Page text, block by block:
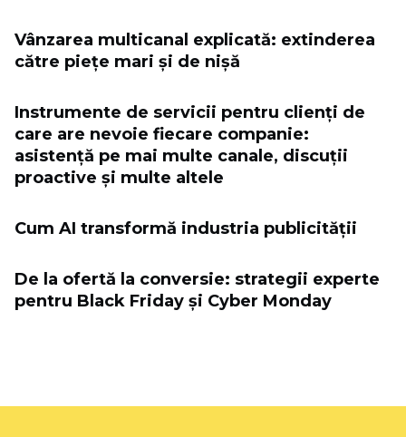
Vânzarea multicanal explicată: extinderea
către piețe mari și de nișă
Instrumente de servicii pentru clienți de
care are nevoie fiecare companie:
asistență pe mai multe canale, discuții
proactive și multe altele
Cum AI transformă industria publicității
De la ofertă la conversie: strategii experte
pentru Black Friday și Cyber ​​Monday